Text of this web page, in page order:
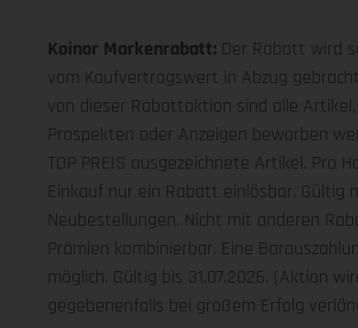
Koinor Markenrabatt: Der Rabatt wird
vom Kaufvertragswert in Abzug
von dieser Rabattaktion sind alle
Prospekten oder Anzeigen beworben
TOP PREIS ausgezeichnete Artikel. Pro
Einkauf nur ein Rabatt einlösbar. Gültig
Neubestellungen. Nicht mit anderen
Prämien kombinierbar. Eine
möglich. Gültig bis 31.07.2026. (Aktion
gegebenenfalls bei großem Erfolg